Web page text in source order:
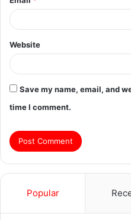
Website
Save my name, email, and
time I comment.
Popular